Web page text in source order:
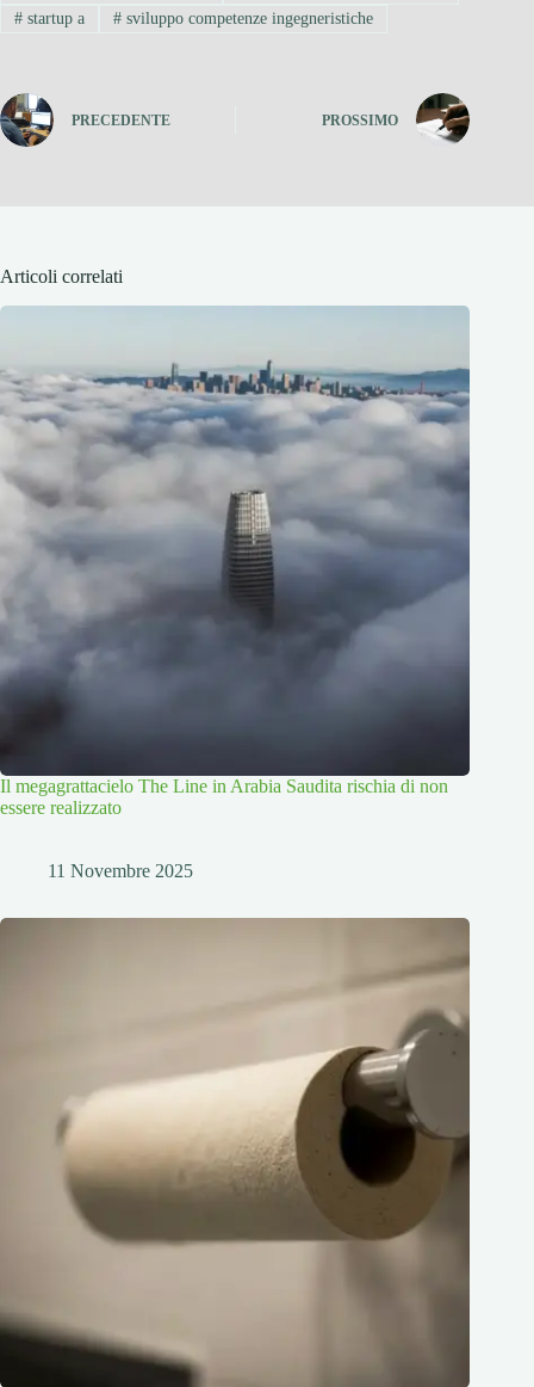
#startup a #sviluppo competenze ingegneristiche
PRECEDENTE PROSSIMO
Articoli correlati
Il megagrattacielo The Line in Arabia Saudita rischia di non
essere realizzato
11 Novembre 2025